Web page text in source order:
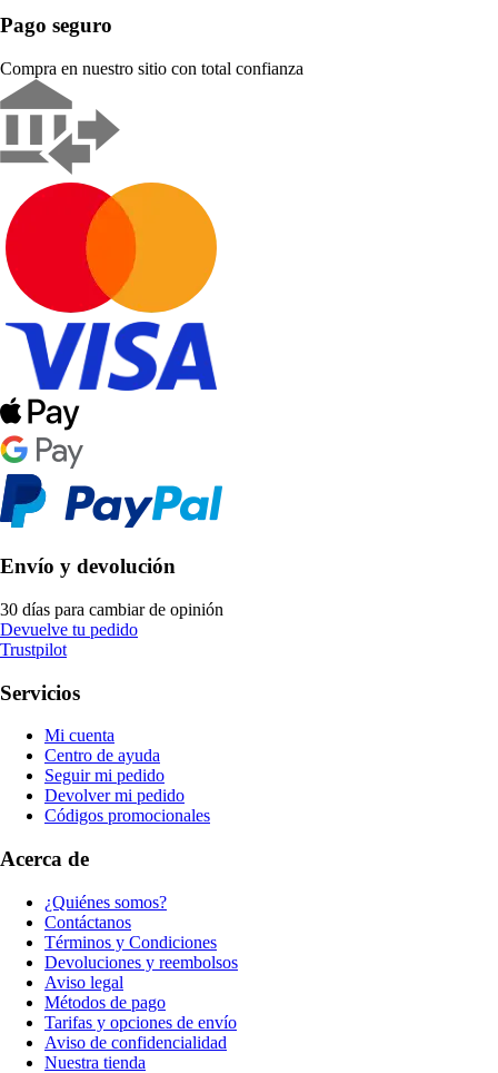
Pago seguro
Compra en nuestro sitio con total confianza
Envío y devolución
30 días para cambiar de opinión
Devuelve tu pedido
Trustpilot
Servicios
Mi cuenta
Centro de ayuda
Seguir mi pedido
Devolver mi pedido
Códigos promocionales
Acerca de
¿Quiénes somos?
Contáctanos
Términos y Condiciones
Devoluciones y reembolsos
Aviso legal
Métodos de pago
Tarifas y opciones de envío
Aviso de confidencialidad
Nuestra tienda